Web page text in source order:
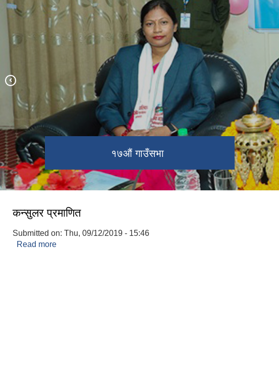
ओमसतिया माईको मन्दिर
१७औं गाउँसभा
सरको स्वागत कार्यक्रम
प्रमुख प्रशासकीय अधिकृतज्यूको स्वागत
कार्यक्रम
कन्सुलर प्रमाणित
Submitted on: Thu, 09/12/2019 - 15:46
Read more